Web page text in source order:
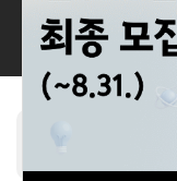
사전 등록